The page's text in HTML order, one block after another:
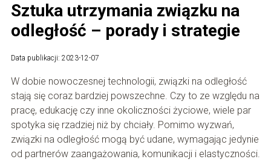
Sztuka utrzymania związku na
odległość – porady i strategie
Data publikacji: 2023-12-07
W dobie nowoczesnej technologii, związki na odległość
stają się coraz bardziej powszechne. Czy to ze względu na
pracę, edukację czy inne okoliczności życiowe, wiele par
spotyka się rzadziej niż by chciały. Pomimo wyzwań,
związki na odległość mogą być udane, wymagając jedynie
od partnerów zaangażowania, komunikacji i elastyczności.